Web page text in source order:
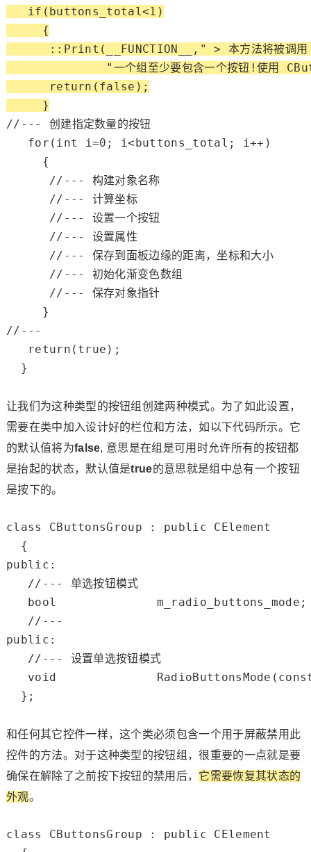
if (buttons_total<1 )
{
:: Print ( __FUNCTION__ , " > 本方法将被调
"一个组至少要包含一个按钮!使用
return ( false );
}
//--- 创建指定数量的按钮
for ( int i=0 ; i<buttons_total; i++)
{
//--- 构建对象名称
//--- 计算坐标
//--- 设置一个按钮
//--- 设置属性
//--- 保存到面板边缘的距离，坐标和大小
//--- 初始化渐变色数组
//--- 保存对象指针
//---
return ( true );
}
让我们为这种类型的按钮组创建两种模式。为了如此设置，
需要在类中加入设计好的栏位和方法，如以下代码所示。它
的默认值将为false, 意思是在组是可用时允许所有的按钮都
是抬起的状态，默认值是true的意思就是组中总有一个按钮
是按下的。
class CButtonsGroup : public CElement
public :
//--- 单选按钮模式
bool
m_radio_buttons_mode;
//---
public :
//--- 设置单选按钮模式
void RadioButtonsMode(
};
和任何其它控件一样，这个类必须包含一个用于屏蔽禁用此
控件的方法。对于这种类型的按钮组，很重要的一点就是要
确保在解除了之前按下按钮的禁用后， 它需要恢复其状态的
外观。
class CButtonsGroup : public CElement